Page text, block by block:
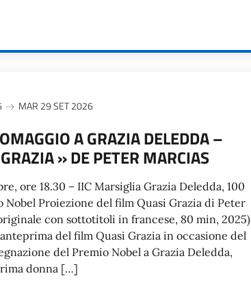
MAR 29 SET 2026
A GRAZIA DELEDDA –
» DE PETER MARCIAS
ore 18.30 – IIC Marsiglia Grazia Deledda, 100
Nobel Proiezione del film Quasi Grazia di Peter
con sottotitoli in francese, 80 min, 2025)
del film Quasi Grazia in occasione del
del Premio Nobel a Grazia Deledda,
donna […]